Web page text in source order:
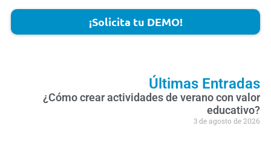
¡Solicita tu DEMO!
Últimas Entradas
¿Cómo crear actividades de verano con valor
educativo?
3 de agosto de 2026